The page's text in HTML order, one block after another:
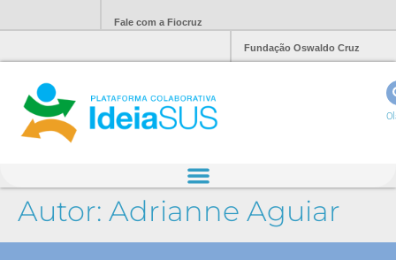
Fale com a Fiocruz
Fundação Oswaldo Cruz
Autor: Adrianne Aguiar